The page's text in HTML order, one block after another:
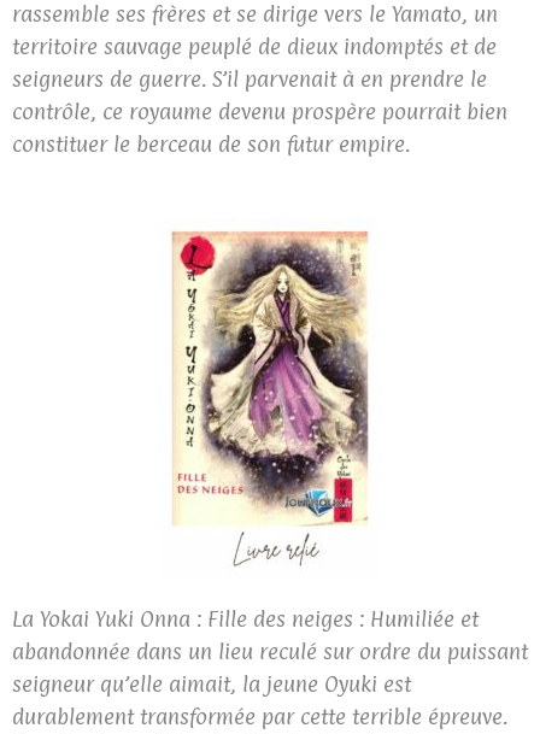
rassemble ses frères et se dirige vers le Yamato, un
territoire sauvage peuplé de dieux indomptés et de
seigneurs de guerre. S’il parvenait à en prendre le
contrôle, ce royaume devenu prospère pourrait bien
constituer le berceau de son futur empire.
La Yokai Yuki Onna : Fille des neiges : Humiliée et
abandonnée dans un lieu reculé sur ordre du puissant
seigneur qu’elle aimait, la jeune Oyuki est
durablement transformée par cette terrible épreuve.